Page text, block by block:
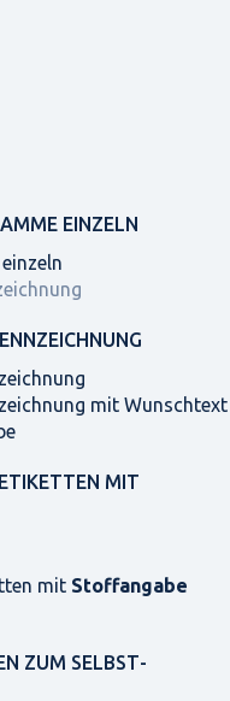
EINZELN
mit Wunschtext
MIT
mit Stoffangabe
ZUM SELBST­